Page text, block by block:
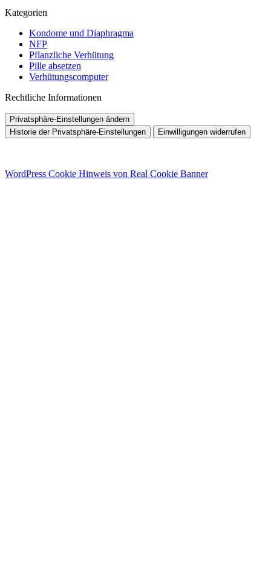
Kategorien
Kondome und Diaphragma
NFP
Pflanzliche Verhütung
Pille absetzen
Verhütungscomputer
Rechtliche Informationen
Privatsphäre-Einstellungen ändern
Historie der Privatsphäre-Einstellungen
Einwilligungen widerrufen
WordPress Cookie Hinweis von Real Cookie Banner